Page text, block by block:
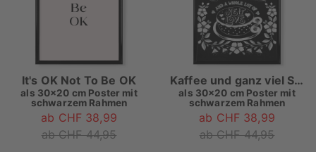
It's OK Not To Be OK
als 30x20 cm Poster mit
schwarzem Rahmen
ab CHF 38,99
ab CHF 44,95
Kaffee und ganz viel Selbstliebe
als 30x20 cm Poster mit
schwarzem Rahmen
ab CHF 38,99
ab CHF 44,95